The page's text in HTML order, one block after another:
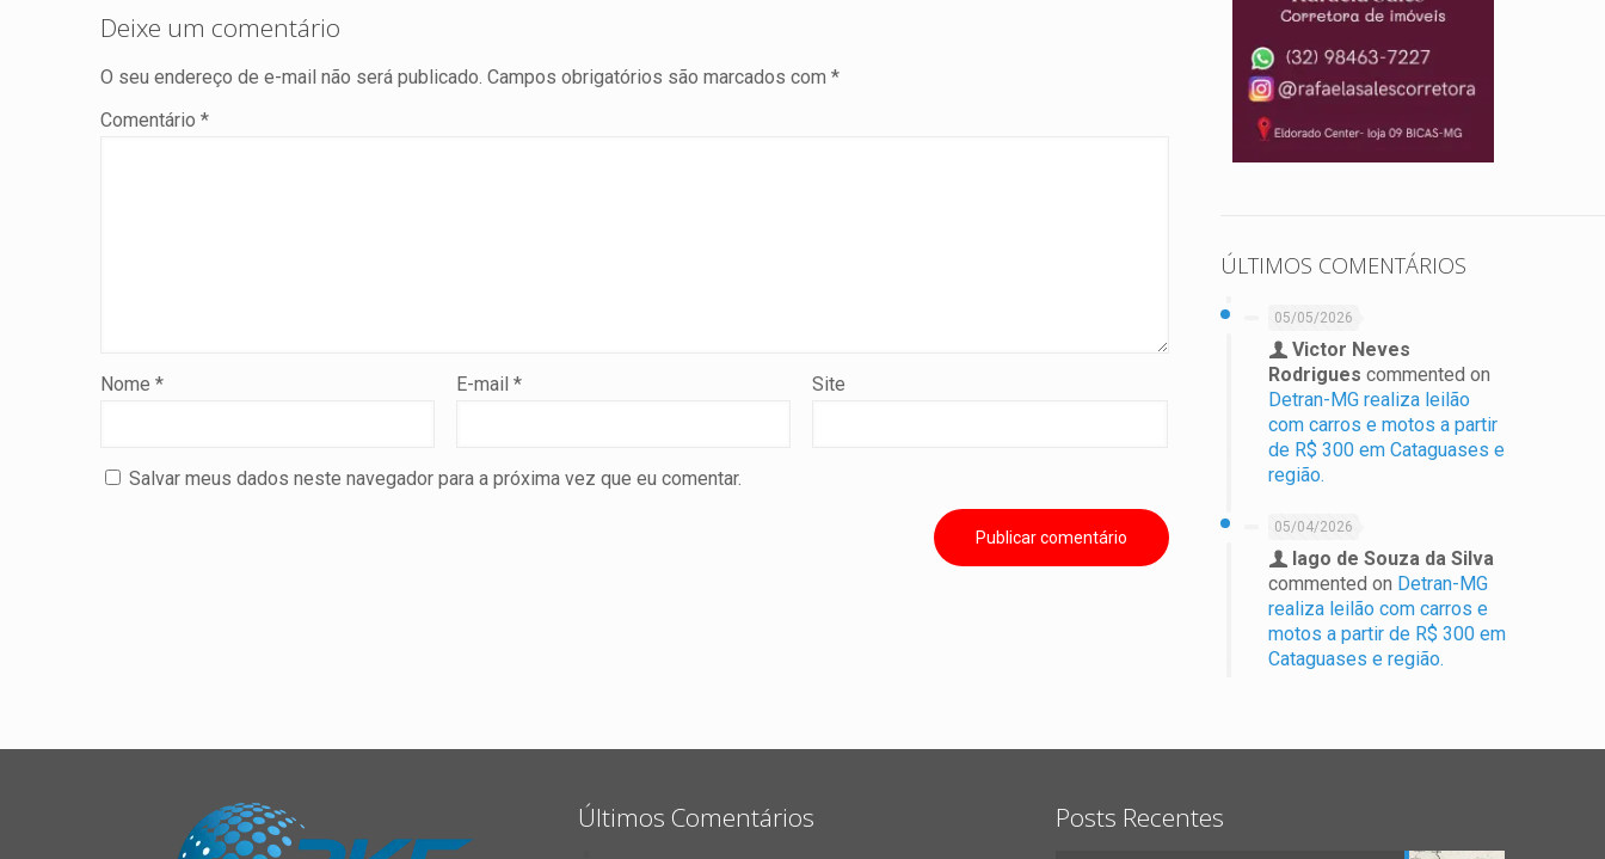
Deixe um comentário
O seu endereço de e-mail não será publicado. Campos obrigatórios são marcados com *
Comentário *
Nome * E-mail* Site
Salvar meus dados neste navegador para a próxima vez que eu comentar.
ÚLTIMOS COMENTÁRIOS
05/05/2026
Victor Neves
Rodrigues commented on
Detran-MG realiza leilão
com carros e motos a partir
de R$ 300 em Cataguases e
região.
05/04/2026
Iago de Souza da Silva
commented on Detran-MG
realiza leilão com carros e
motos a partir de R$ 300 em
Cataguases e região.
Últimos Comentários Posts Recentes